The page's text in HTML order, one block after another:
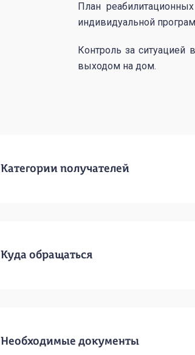
План
индивидуальной
Контроль за ситуацией
выходом на дом.
Категории получателей
Куда обращаться
Необходимые документы